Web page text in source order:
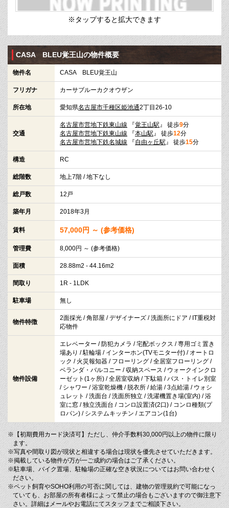
※タップすると拡大できます
CASA BLEU覚王山の物件概要
物件名 CASA BLEU覚王山
フリガナ カーサブルーカクオウザン
所在地 愛知県名古屋市千種区姫池通2丁目26-10
交通
名古屋市営地下鉄東山線 『覚王山駅 』 徒歩9分
名古屋市営地下鉄東山線 『本山駅 』 徒歩12分
名古屋市営地下鉄名城線 『自由ヶ丘駅 』 徒歩15分
構造 RC
総階数 地上7階 / 地下なし
総戸数 12戸
築年月 2018年3月
賃料 57,000円 ～ (参考価格)
管理費 8,000円 ～ (参考価格)
面積 28.88m2 - 44.16m2
間取り 1R - 1LDK
駐車場 無し
物件特徴
2面採光 / 角部屋 / デザイナーズ / 洗面所にドア / IT重税対
応物件
物件設備
エレベーター / 防犯カメラ / 宅配ボックス / 専用ゴミ置き
場あり / 駐輪場 / インターホン(TVモニター付) / オートロ
ック / 火災報知器 / フローリング / 全居室フローリング /
ベランダ・バルコニー / 収納スペース / ウォークインクロ
ーゼット(1ヶ所) / 全居室収納 / 下駄箱 / バス・トイレ別室
/ シャワー / 浴室乾燥機 / 脱衣所 / 給湯 / 3点給湯 / ウォシ
ュレット / 洗面台 / 洗面所独立 / 洗濯機置き場(室内) / 浴
室に窓 / 独立洗面台 / コンロ設置済(2口) / コンロ種類(プ
ロパン) / システムキッチン / エアコン(1台)
※【初期費用カード決済可】ただし、仲介手数料30,000円以上の物件に限り
ます。
※写真や間取り図が現状と相違する場合は現状を優先させていただきます。
※掲載している物件が万が一ご成約の場合はご了承ください。
※駐車場、バイク置場、駐輪場の正確な空き状況についてはお問い合わせく
ださい。
※ペット飼育やSOHO利用の可否に関しては、建物の管理規約で可能になっ
ていても、お部屋の所有者様によって禁止の場合もございますので御注意下
さい。詳細はメールやお電話にてスタッフまでご相談下さい。